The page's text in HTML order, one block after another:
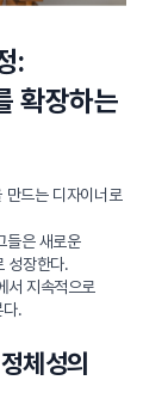
:
확장하는
만드는 디자이너로
들은 새로운
성장한다.
서 지속적으로
다.
체성의